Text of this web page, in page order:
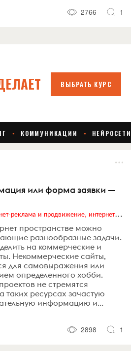
2766
1
или форма заявки —
Digital (web-дизайн, интернет-реклама и продвижение, интернет-сообщества и блоги, интернет-коммуникации, мобильный маркетинг, реклама на цифровых экранах)
пространстве можно
разнообразные задачи.
на коммерческие и
Некоммерческие сайты,
для самовыражения или
определенного хобби.
не стремятся
таких ресурсах зачастую
информацию и...
2898
1